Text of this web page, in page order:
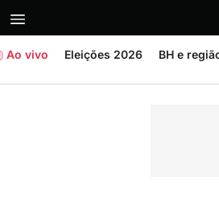
Ao vivo Eleições 2026 BH e